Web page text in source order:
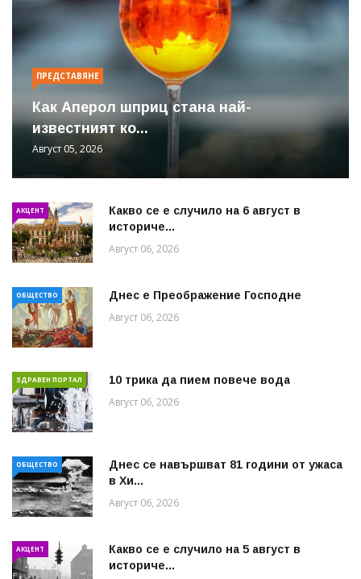
ПРЕДСТАВЯНЕ
Как Аперол шприц стана най-
известният ко...
Август 05, 2026
АКЦЕНТ
Какво се е случило на 6 август в
историче...
Август 06, 2026
ОБЩЕСТВО Днес е Преображение Господне
Август 06, 2026
ЗДРАВЕН ПОРТАЛ 10 трика да пием повече вода
Август 06, 2026
ОБЩЕСТВО
Днес се навършват 81 години от ужаса
в Хи...
Август 06, 2026
АКЦЕНТ
Какво се е случило на 5 август в
историче...